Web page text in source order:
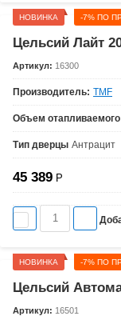
НОВИНКА -7% ПО
Цельсий Лайт
Артикул: 16300
Производитель: TMF
Объем
Тип дверцы Антрацит
45 389 Р
НОВИНКА -7% ПО
Цельсий
Артикул: 16501